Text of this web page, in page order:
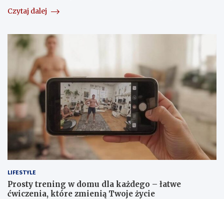
Czytaj dalej
LIFESTYLE
Prosty trening w domu dla każdego – łatwe
ćwiczenia, które zmienią Twoje życie